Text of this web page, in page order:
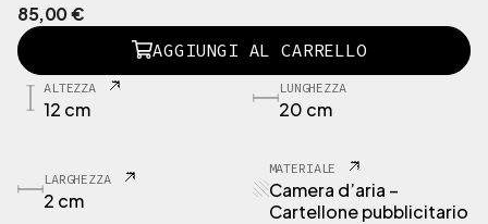
85,00€
C
I
N
T
AGGIUNGI AL CARRELLO
ALTEZZA
12 cm
LUNGHEZZA
20 cm
LARGHEZZA
2 cm
MATERIALE
Camera d’aria –
Cartellone pubblicitario